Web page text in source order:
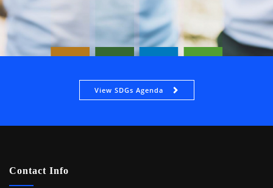
View SDGs Agenda
Contact Info